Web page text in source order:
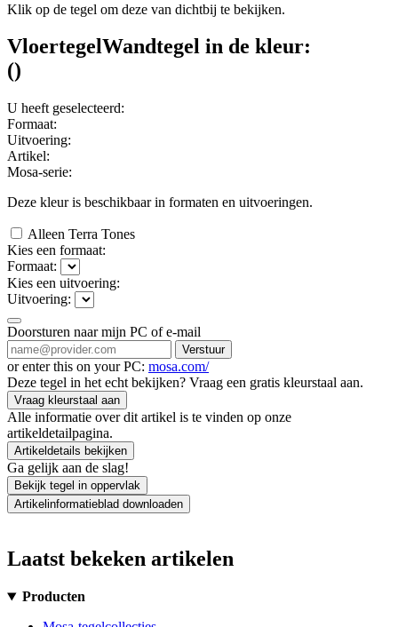
Klik op de tegel om deze van dichtbij te bekijken.
VloertegelWandtegel in de kleur:
()
U heeft geselecteerd:
Formaat:
Uitvoering:
Artikel:
Mosa-serie:
Deze kleur is beschikbaar in formaten en uitvoeringen.
Alleen Terra Tones
Kies een formaat:
Formaat:
Kies een uitvoering:
Uitvoering:
Doorsturen naar mijn PC of e-mail
Verstuur
or enter this on your PC: mosa.com/
Deze tegel in het echt bekijken? Vraag een gratis kleurstaal aan.
Vraag kleurstaal aan
Alle informatie over dit artikel is te vinden op onze
artikeldetailpagina.
Artikeldetails bekijken
Ga gelijk aan de slag!
Bekijk tegel in oppervlak
Artikelinformatieblad downloaden
Laatst bekeken artikelen
Producten